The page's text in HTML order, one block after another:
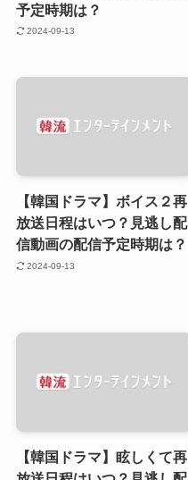
予定時期は？
2024-09-13
【韓国ドラマ】ボイス２再
放送日程はいつ？見逃し配
信動画の配信予定時期は？
2024-09-13
【韓国ドラマ】眩しくて再